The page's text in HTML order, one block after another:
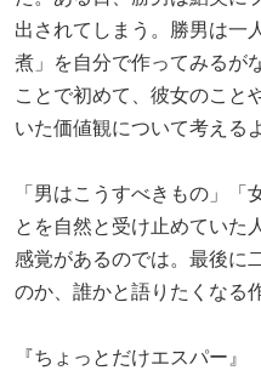
出されてしまう。勝男は一
煮」を自分で作ってみるが
ことで初めて、彼女のこと
いた価値観について考える
「男はこうすべきもの」「
とを自然と受け止めていた
感覚があるのでは。最後に
のか、誰かと語りたくなる
『ちょっとだけエスパー』